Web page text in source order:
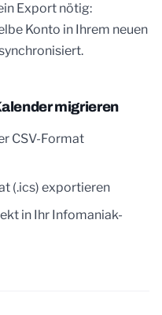
Export nötig:
Konto in Ihrem neuen
migrieren
CSV-Format
(.ics) exportieren
in Ihr Infomaniak-